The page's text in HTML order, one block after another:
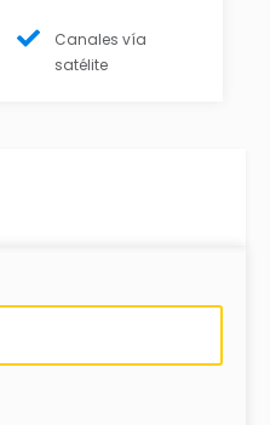
Canales vía
satélite